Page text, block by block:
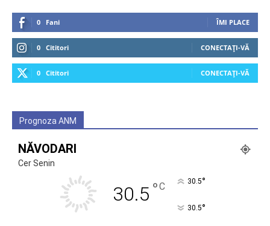
0 Fani ÎMI PLACE
0 Cititori CONECTAȚI-VĂ
0 Cititori CONECTAȚI-VĂ
Prognoza ANM
NĂVODARI
Cer Senin
30.5 °C 30.5°
30.5°